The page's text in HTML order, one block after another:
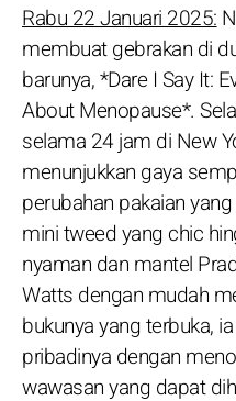
Rabu 22 Januari 2025:
membuat gebrakan di
barunya, *Dare I Say It:
About Menopause*.
selama 24 jam di New
menunjukkan gaya
perubahan pakaian
mini tweed yang chic
nyaman dan mantel
Watts dengan mudah
bukunya yang terbuka,
pribadinya dengan
wawasan yang dapat